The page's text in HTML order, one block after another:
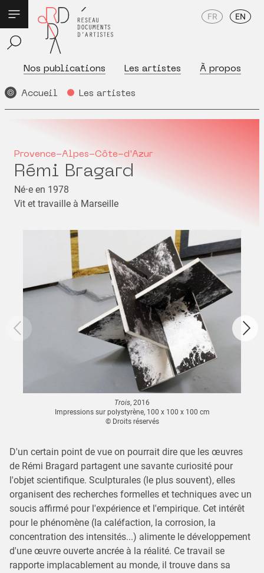
Nos publications Les artistes À propos
FR EN
Accueil Les artistes
Provence-Alpes-Côte-d'Azur
Rémi Bragard
Né⋅e en 1978
Vit et travaille à Marseille
Trois, 2016
Impressions sur polystyrène, 100 x 100 x 100 cm
© Droits réservés
D'un certain point de vue on pourrait dire que les œuvres
de Rémi Bragard partagent une savante curiosité pour
l'objet scientifique. Sculpturales (le plus souvent), elles
organisent des recherches formelles et techniques avec un
soucis affirmé pour l'expérience et l'empirique. Cet intérêt
pour le phénomène (la caléfaction, la corrosion, la
concentration des intensités...) alimente le développement
d'une œuvre ouverte ancrée à la réalité. Ce travail se
rapporte implacablement au monde, il trouve dans sa